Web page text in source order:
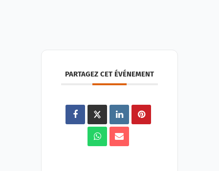
PARTAGEZ CET ÉVÉNEMENT